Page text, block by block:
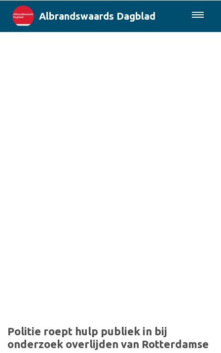
Albrandswaards Dagblad
Politie roept hulp publiek in bij
onderzoek overlijden van Rotterdamse